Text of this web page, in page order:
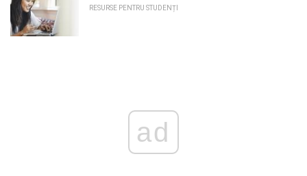
RESURSE PENTRU STUDENȚI
ad